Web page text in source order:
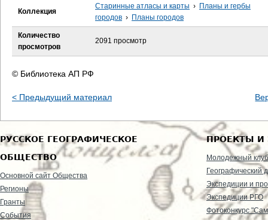
Коллекция
Старинные атласы и карты › Планы и гербы
городов › Планы городов
Количество
просмотров
2091 просмотр
© Библиотека АП РФ
< Предыдущий материал
РУССКОЕ ГЕОГРАФИЧЕСКОЕ
ОБЩЕСТВО
Основной сайт Общества
Регионы
Гранты
События
ПРОЕКТЫ И
Молодежный клуб
Географический
Экспедиции и
Экспедиции РГО
Фотоконкурс